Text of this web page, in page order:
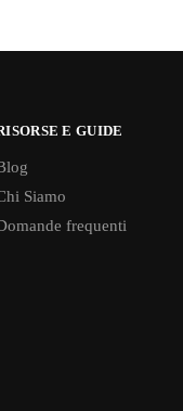
E GUIDE
Siamo
frequenti